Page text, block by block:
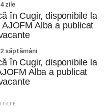
zile
în Cugir, disponibile la
Alba a publicat
săptămâni
în Cugir, disponibile la
Alba a publicat